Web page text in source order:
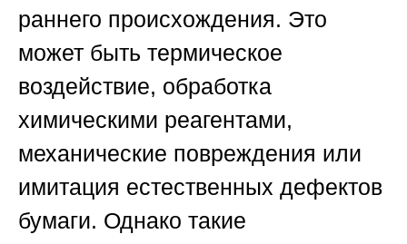
раннего происхождения. Это
может быть термическое
воздействие, обработка
химическими реагентами,
механические повреждения или
имитация естественных дефектов
бумаги. Однако такие